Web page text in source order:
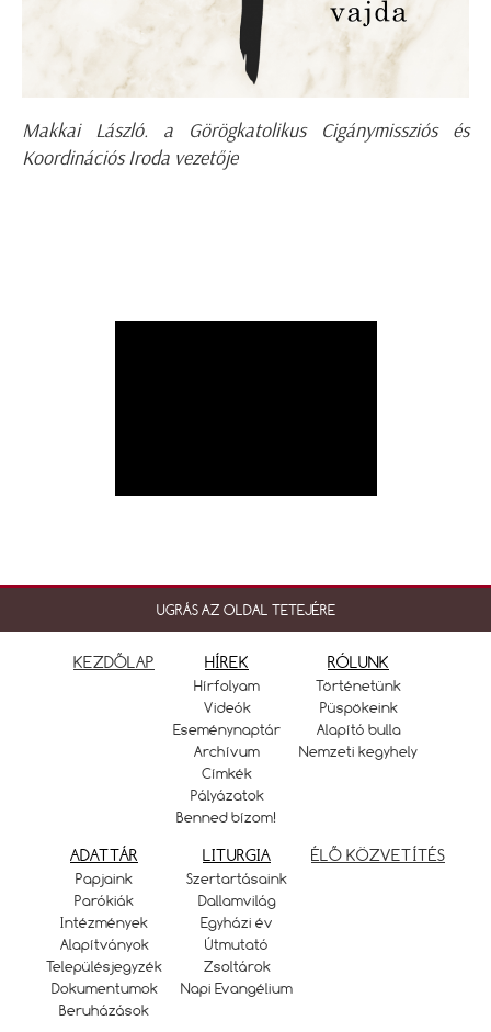
Makkai László. a Görögkatolikus Cigánymissziós és
Koordinációs Iroda vezetője
UGRÁS AZ OLDAL TETEJÉRE
KEZDŐLAP HÍREK
Hírfolyam
Videók
Eseménynaptár
Archívum
Címkék
Pályázatok
Benned bízom!
RÓLUNK
Történetünk
Püspökeink
Alapító bulla
Nemzeti kegyhely
ADATTÁR
Papjaink
Parókiák
Intézmények
Alapítványok
Településjegyzék
Dokumentumok
Beruházások
LITURGIA
Szertartásaink
Dallamvilág
Egyházi év
Útmutató
Zsoltárok
Napi Evangélium
ÉLŐ KÖZVETÍTÉS